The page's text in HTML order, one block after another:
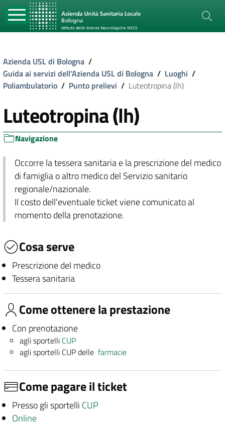
Azienda USL di Bologna /
Guida ai servizi dell'Azienda USL di Bologna / Luoghi /
Poliambulatorio / Punto prelievi / Luteotropina (lh)
Luteotropina (lh)
Navigazione
Occorre la tessera sanitaria e la prescrizione del medico
di famiglia o altro medico del Servizio sanitario
regionale/nazionale.
Il costo dell'eventuale ticket viene comunicato al
momento della prenotazione.
Cosa serve
Prescrizione del medico
Tessera sanitaria
Come ottenere la prestazione
Con prenotazione
agli sportelli CUP
agli sportelli CUP dellefarmacie
Come pagare il ticket
Presso gli sportelli CUP
Online